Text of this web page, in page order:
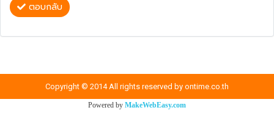
ตอบกลับ
Copyright © 2014 All rights reserved by ontime.co.th
Powered by MakeWebEasy.com